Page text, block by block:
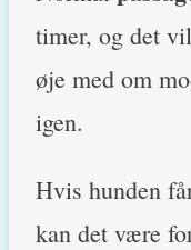
timer, og det
øje med om
igen.
Hvis hunden
kan det være